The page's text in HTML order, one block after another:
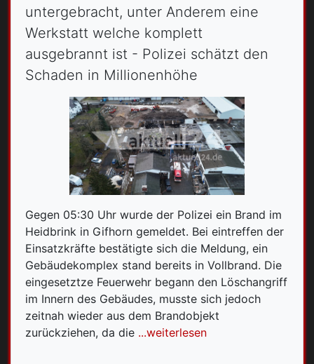
untergebracht, unter Anderem eine
Werkstatt welche komplett
ausgebrannt ist - Polizei schätzt den
Schaden in Millionenhöhe
Gegen 05:30 Uhr wurde der Polizei ein Brand im
Heidbrink in Gifhorn gemeldet. Bei eintreffen der
Einsatzkräfte bestätigte sich die Meldung, ein
Gebäudekomplex stand bereits in Vollbrand. Die
eingesetztze Feuerwehr begann den Löschangriff
im Innern des Gebäudes, musste sich jedoch
zeitnah wieder aus dem Brandobjekt
zurückziehen, da die ...weiterlesen